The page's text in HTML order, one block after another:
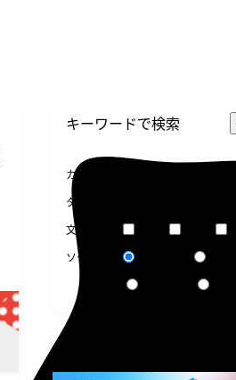
カテゴリー
タグ
文章量
ソート